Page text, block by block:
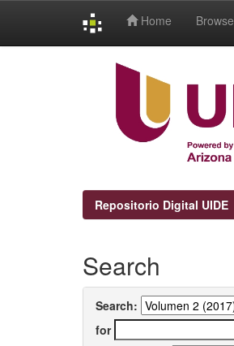
Home Browse
Repositorio Digital UIDE
Search
Search:
for